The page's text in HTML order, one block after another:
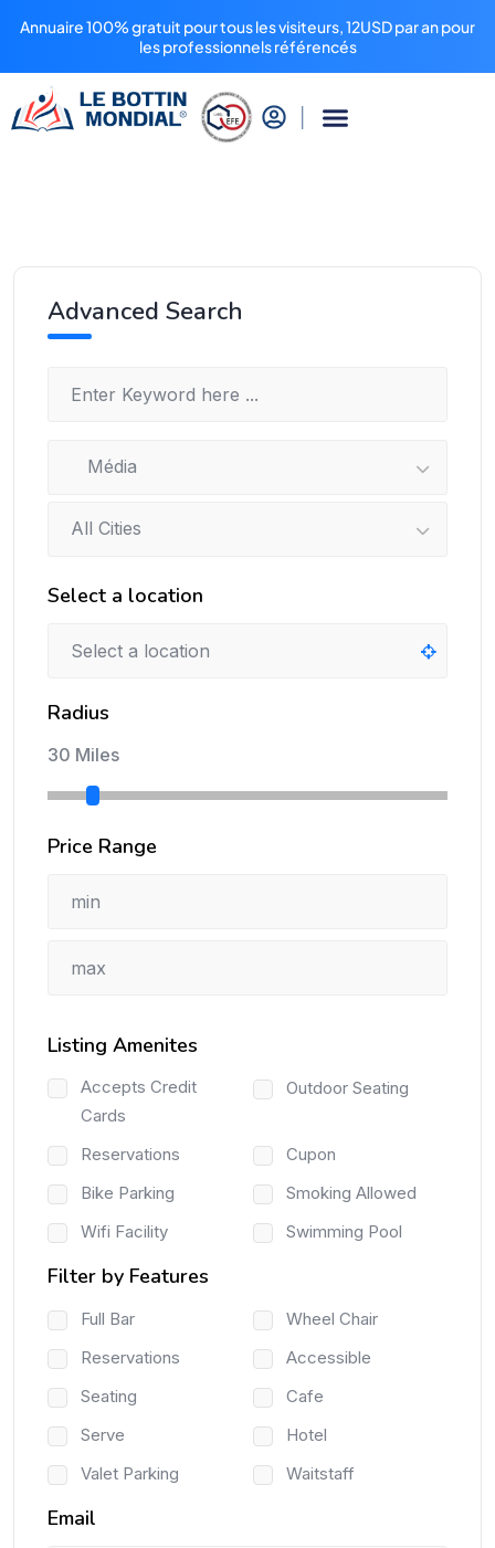
Annuaire 100% gratuit pour tous les visiteurs, 12USD par an pour
les professionnels référencés
Advanced Search
Média
All Cities
Select a location
Radius
30 Miles
Price Range
Listing Amenites
Accepts Credit
Cards
Outdoor Seating
Reservations
Cupon
Bike Parking
Smoking Allowed
Wifi Facility
Swimming Pool
Filter by Features
Full Bar
Wheel Chair
Reservations
Accessible
Seating
Cafe
Serve
Hotel
Valet Parking
Waitstaff
Email